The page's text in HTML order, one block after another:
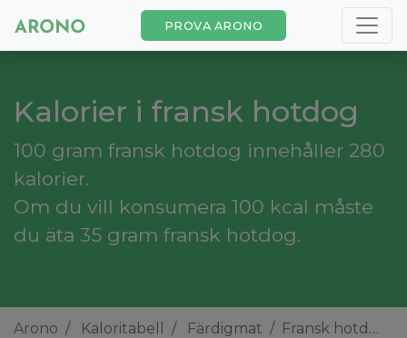
PROVA ARONO
Kalorier i fransk hotdog
100 gram fransk hotdog innehåller 280
kalorier.
Om du vill konsumera 100 kcal måste
du äta 35 gram fransk hotdog.
Arono Kaloritabell Färdigmat Fransk hotdog